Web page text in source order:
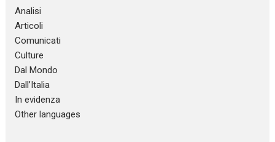
Analisi
Articoli
Comunicati
Culture
Dal Mondo
Dall’Italia
In evidenza
Other languages